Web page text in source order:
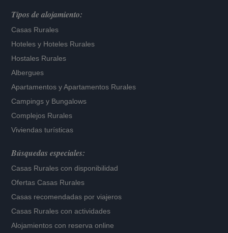
Tipos de alojamiento:
Casas Rurales
Hoteles y Hoteles Rurales
Hostales Rurales
Albergues
Apartamentos yApartamentos Rurales
Campings y Bungalows
Complejos Rurales
Viviendas turísticas
Búsquedas especiales:
Casas Rurales con disponibilidad
Ofertas Casas Rurales
Casas recomendadas por viajeros
Casas Rurales con actividades
Alojamientos con reserva online